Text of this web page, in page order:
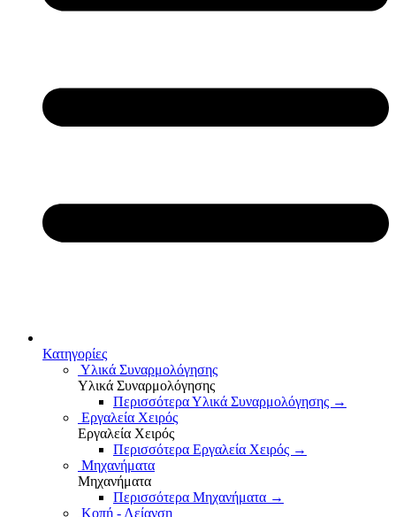
Κατηγορίες
Υλικά Συναρμολόγησης
Υλικά Συναρμολόγησης
Περισσότερα Υλικά Συναρμολόγησης →
Εργαλεία Χειρός
Εργαλεία Χειρός
Περισσότερα Εργαλεία Χειρός →
Μηχανήματα
Μηχανήματα
Περισσότερα Μηχανήματα →
Κοπή - Λείανση